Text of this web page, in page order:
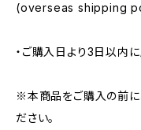
(overseas shipping
・ご購入日より3日以内
※本商品をご購入の前に
ださい。